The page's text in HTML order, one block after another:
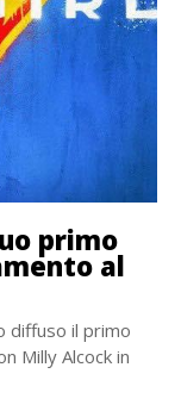
primo
al
diffuso il primo
Milly Alcock in